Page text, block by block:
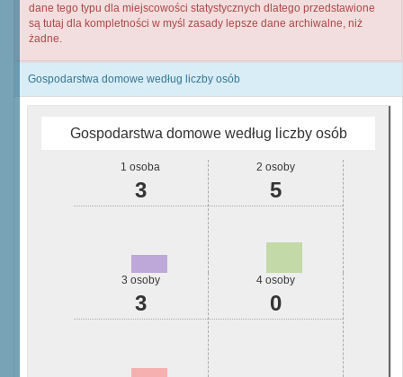
dane tego typu dla miejscowości statystycznych dlatego przedstawione
są tutaj dla kompletności w myśl zasady lepsze dane archiwalne, niż
żadne.
Gospodarstwa domowe według liczby osób
Gospodarstwa domowe według liczby osób
1 osoba
3
2 osoby
5
3 osoby
3
4 osoby
0